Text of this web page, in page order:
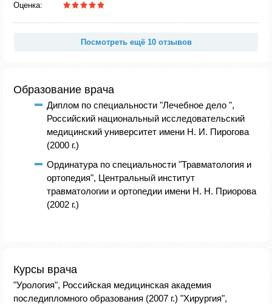
Оценка:
Посмотреть ещё 10 отзывов
Образование врача
Диплом по специальности "Лечебное дело ",
Российский национальный исследовательский
медицинский университет имени Н. И. Пирогова
(2000 г.)
Ординатура по специальности "Травматология и
ортопедия", Центральный институт
травматологии и ортопедии имени Н. Н. Приорова
(2002 г.)
Курсы врача
"Урология", Российская медицинская академия
последипломного образования (2007 г.) "Хирургия",